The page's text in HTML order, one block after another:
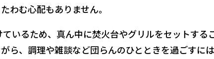
わむ心配もありません。
いるため、真ん中に焚火台やグリルをセットする
ら、調理や雑談など団らんのひとときを過ごすに